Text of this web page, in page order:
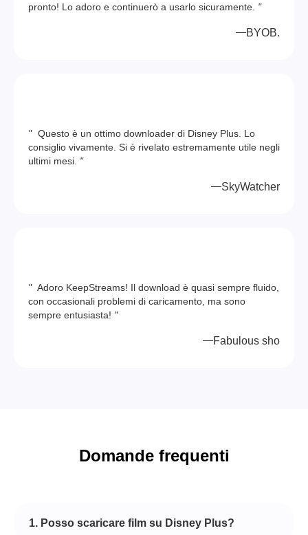
pronto! Lo adoro e continuerò a usarlo sicuramente. "
BYOB.
" Questo è un ottimo downloader di Disney Plus. Lo
consiglio vivamente. Si è rivelato estremamente utile negli
ultimi mesi. "
SkyWatcher
" Adoro KeepStreams! Il download è quasi sempre fluido,
con occasionali problemi di caricamento, ma sono
sempre entusiasta! "
Fabulous sho
Domande frequenti
1. Posso scaricare film su Disney Plus?